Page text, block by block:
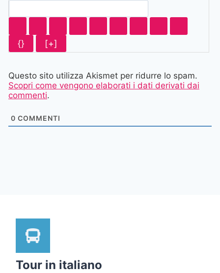
{} [+]
Questo sito utilizza Akismet per ridurre lo spam.
Scopri come vengono elaborati i dati derivati dai
commenti.
0 COMMENTI
Tour in italiano